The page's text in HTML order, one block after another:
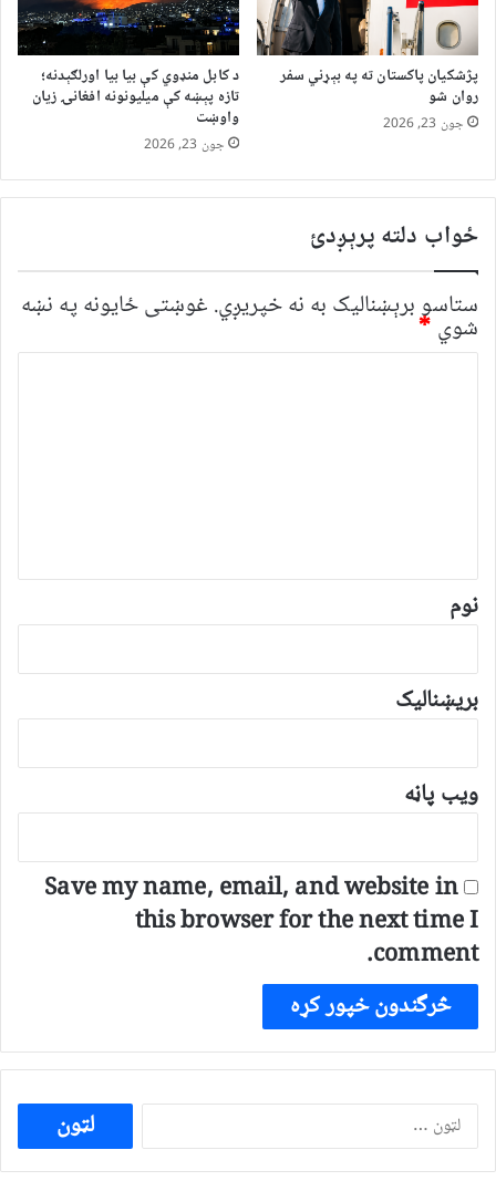
پژشکیان پاکستان ته په بېړني سفر
روان شو
جون 23, 2026
د کابل منډوي کې بیا بیا اورلګېدنه؛
تازه پېښه کې میلیونونه افغانۍ زیان
واوښت
جون 23, 2026
ځواب دلته پرېږدئ
ستاسو برېښناليک به نه خپريږي. غوښتى ځایونه په نښه
شوي *
*
نوم
بریښنالیک
ویب پاڼه
Save my name, email, and website in
this browser for the next time I
comment.
ددی
لپاره
لټون: